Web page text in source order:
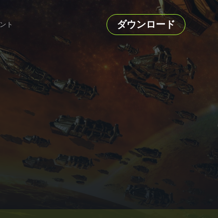
ト ダウンロード